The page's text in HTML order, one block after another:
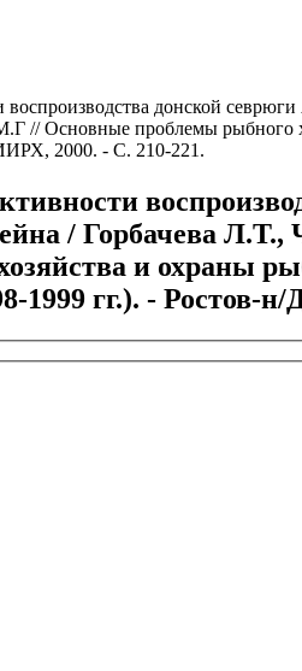
донской
// Основные проблемы рыбного
2000. - С. 210-221.
/ Горбачева
и охраны
1999 гг.). - Ростов-